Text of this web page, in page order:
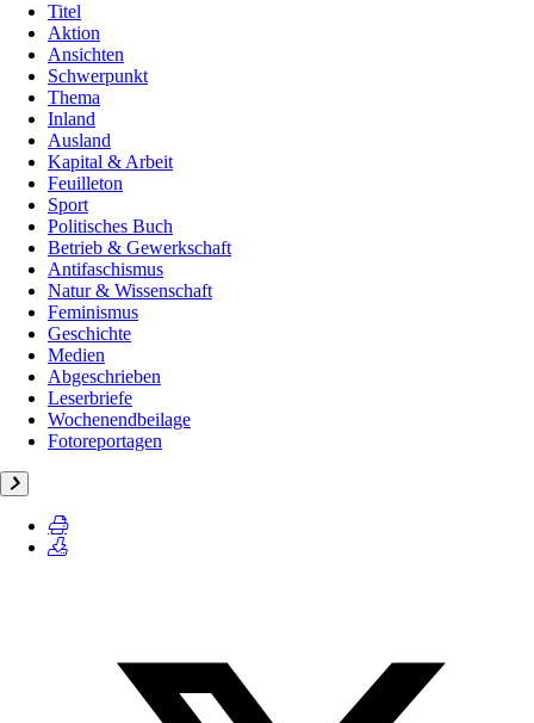
Titel
Aktion
Ansichten
Schwerpunkt
Thema
Inland
Ausland
Kapital & Arbeit
Feuilleton
Sport
Politisches Buch
Betrieb & Gewerkschaft
Antifaschismus
Natur & Wissenschaft
Feminismus
Geschichte
Medien
Abgeschrieben
Leserbriefe
Wochenendbeilage
Fotoreportagen